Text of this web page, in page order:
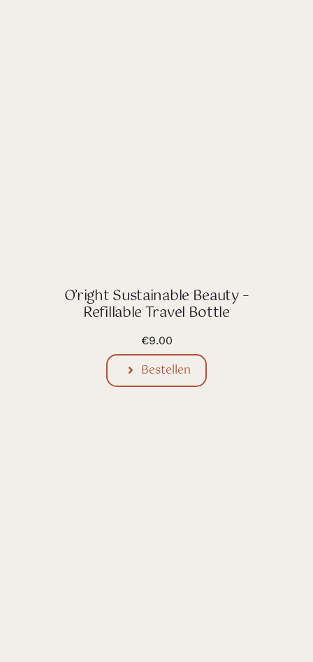
O’right Sustainable Beauty –
Refillable Travel Bottle
€9.00
Bestellen